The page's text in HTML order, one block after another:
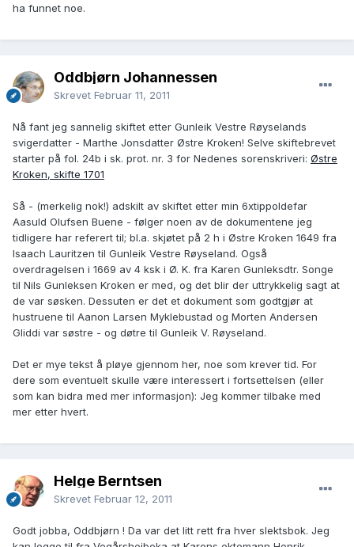
ha funnet noe.
Oddbjørn Johannessen
Skrevet Februar 11, 2011
Nå fant jeg sannelig skiftet etter Gunleik Vestre Røyselands
svigerdatter - Marthe Jonsdatter Østre Kroken! Selve skiftebrevet
starter på fol. 24b i sk. prot. nr. 3 for Nedenes sorenskriveri: Østre
Kroken, skifte 1701
Så - (merkelig nok!) adskilt av skiftet etter min 6xtippoldefar
Aasuld Olufsen Buene - følger noen av de dokumentene jeg
tidligere har referert til; bl.a. skjøtet på 2 h i Østre Kroken 1649 fra
Isaach Lauritzen til Gunleik Vestre Røyseland. Også
overdragelsen i 1669 av 4 ksk i Ø. K. fra Karen Gunleksdtr. Songe
til Nils Gunleksen Kroken er med, og det blir der uttrykkelig sagt at
de var søsken. Dessuten er det et dokument som godtgjør at
hustruene til Aanon Larsen Myklebustad og Morten Andersen
Gliddi var søstre - og døtre til Gunleik V. Røyseland.
Det er mye tekst å pløye gjennom her, noe som krever tid. For
dere som eventuelt skulle være interessert i fortsettelsen (eller
som kan bidra med mer informasjon): Jeg kommer tilbake med
mer etter hvert.
Helge Berntsen
Skrevet Februar 12, 2011
Godt jobba, Oddbjørn ! Da var det litt rett fra hver slektsbok. Jeg